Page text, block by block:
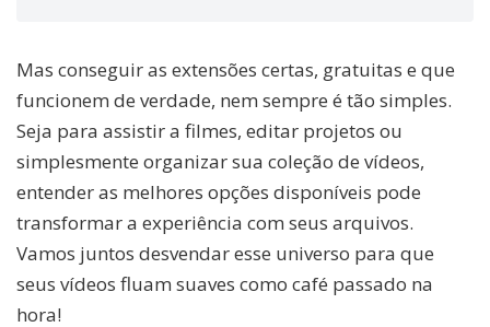
Mas conseguir as extensões certas, gratuitas e que
funcionem de verdade, nem sempre é tão simples.
Seja para assistir a filmes, editar projetos ou
simplesmente organizar sua coleção de vídeos,
entender as melhores opções disponíveis pode
transformar a experiência com seus arquivos.
Vamos juntos desvendar esse universo para que
seus vídeos fluam suaves como café passado na
hora!